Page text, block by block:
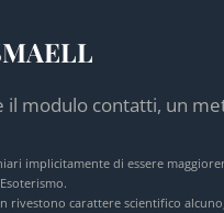
il modulo contatti, un
implicitamente di essere
carattere scientifico